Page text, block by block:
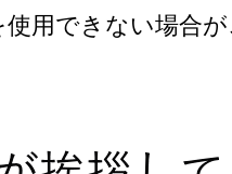
用できない場合